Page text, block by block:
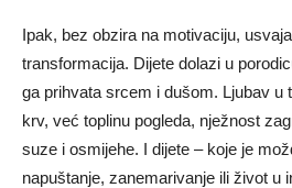
Ipak, bez obzira na motivaciju,
transformacija. Dijete dolazi u
ga prihvata srcem i dušom. Ljubav u
krv, već toplinu pogleda, nježnost
suze i osmijehe. I dijete – koje je
napuštanje, zanemarivanje ili život u